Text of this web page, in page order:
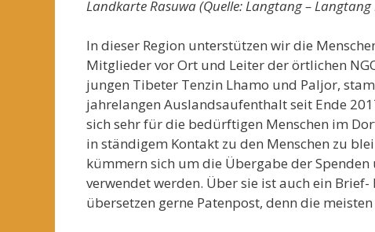
Landkarte Rasuwa (Quelle: Langtang –
In dieser Region unterstützen wir die
Mitglieder vor Ort und Leiter der örtlichen
jungen Tibeter Tenzin Lhamo und Paljor,
jahrelangen Auslandsaufenthalt seit Ende
sich sehr für die bedürftigen Menschen im
in ständigem Kontakt zu den Menschen zu
kümmern sich um die Übergabe der
verwendet werden. Über sie ist auch ein
übersetzen gerne Patenpost, denn die